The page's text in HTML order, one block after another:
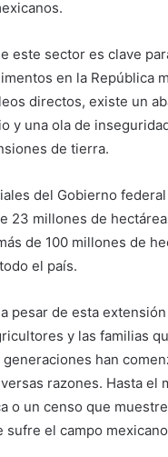
este sector es clave
en la República
directos, existe un
y una ola de
de tierra.
del Gobierno
23 millones de
de 100 millones de
el país.
pesar de esta
y las familias
han
razones. Hasta el
o un censo que
sufre el campo